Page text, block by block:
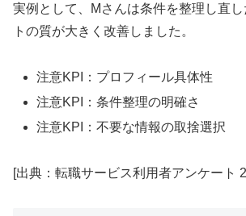
実例として、Mさんは条件を整理し直
トの質が大きく改善しました。
注意KPI：プロフィール具体性
注意KPI：条件整理の明確さ
注意KPI：不要な情報の取捨選択
[出典：転職サービス利用者アンケート